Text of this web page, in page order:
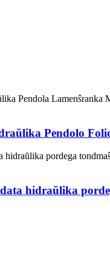
Pendolo
hidraŭlika